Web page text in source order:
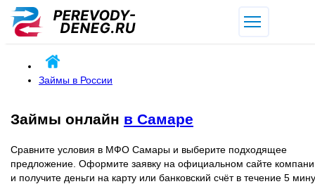
Займы в России
Займы онлайн в Самаре
Сравните условия в МФО Самары и выберите подходящее
предложение. Оформите заявку на официальном сайте
и получите деньги на карту или банковский счёт в течение 5